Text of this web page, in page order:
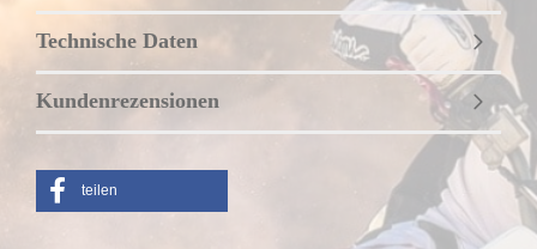
Technische Daten
Kundenrezensionen
teilen